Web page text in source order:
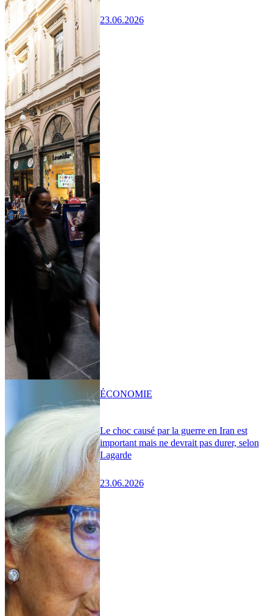
23.06.2026
Le choc causé par la guerre en Iran est
important mais ne devrait pas durer, selon
Lagarde
23.06.2026
ÉCONOMIE